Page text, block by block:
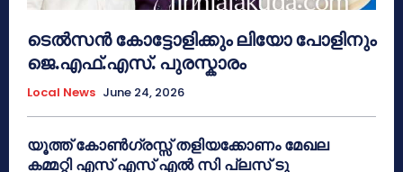
ടെൽസൻ കോട്ടോളിക്കും ലിയോ പോളിനും
ജെ.എഫ്.എസ്. പുരസ്കാരം
Local News June 24, 2026
യൂത്ത് കോൺഗ്രസ്സ് തളിയക്കോണം മേഖല
കമ്മറ്റി എസ് എസ് എൽ സി പ്ലസ് ടു